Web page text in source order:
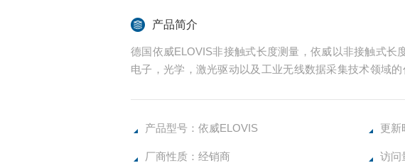
产品简介
德国依威ELOVIS非接触式长度测量，依威以非接触式长
电子，光学，激光驱动以及工业无线数据采集技术领域
产品型号：依威ELOVIS
更新
厂商性质：经销商 访问